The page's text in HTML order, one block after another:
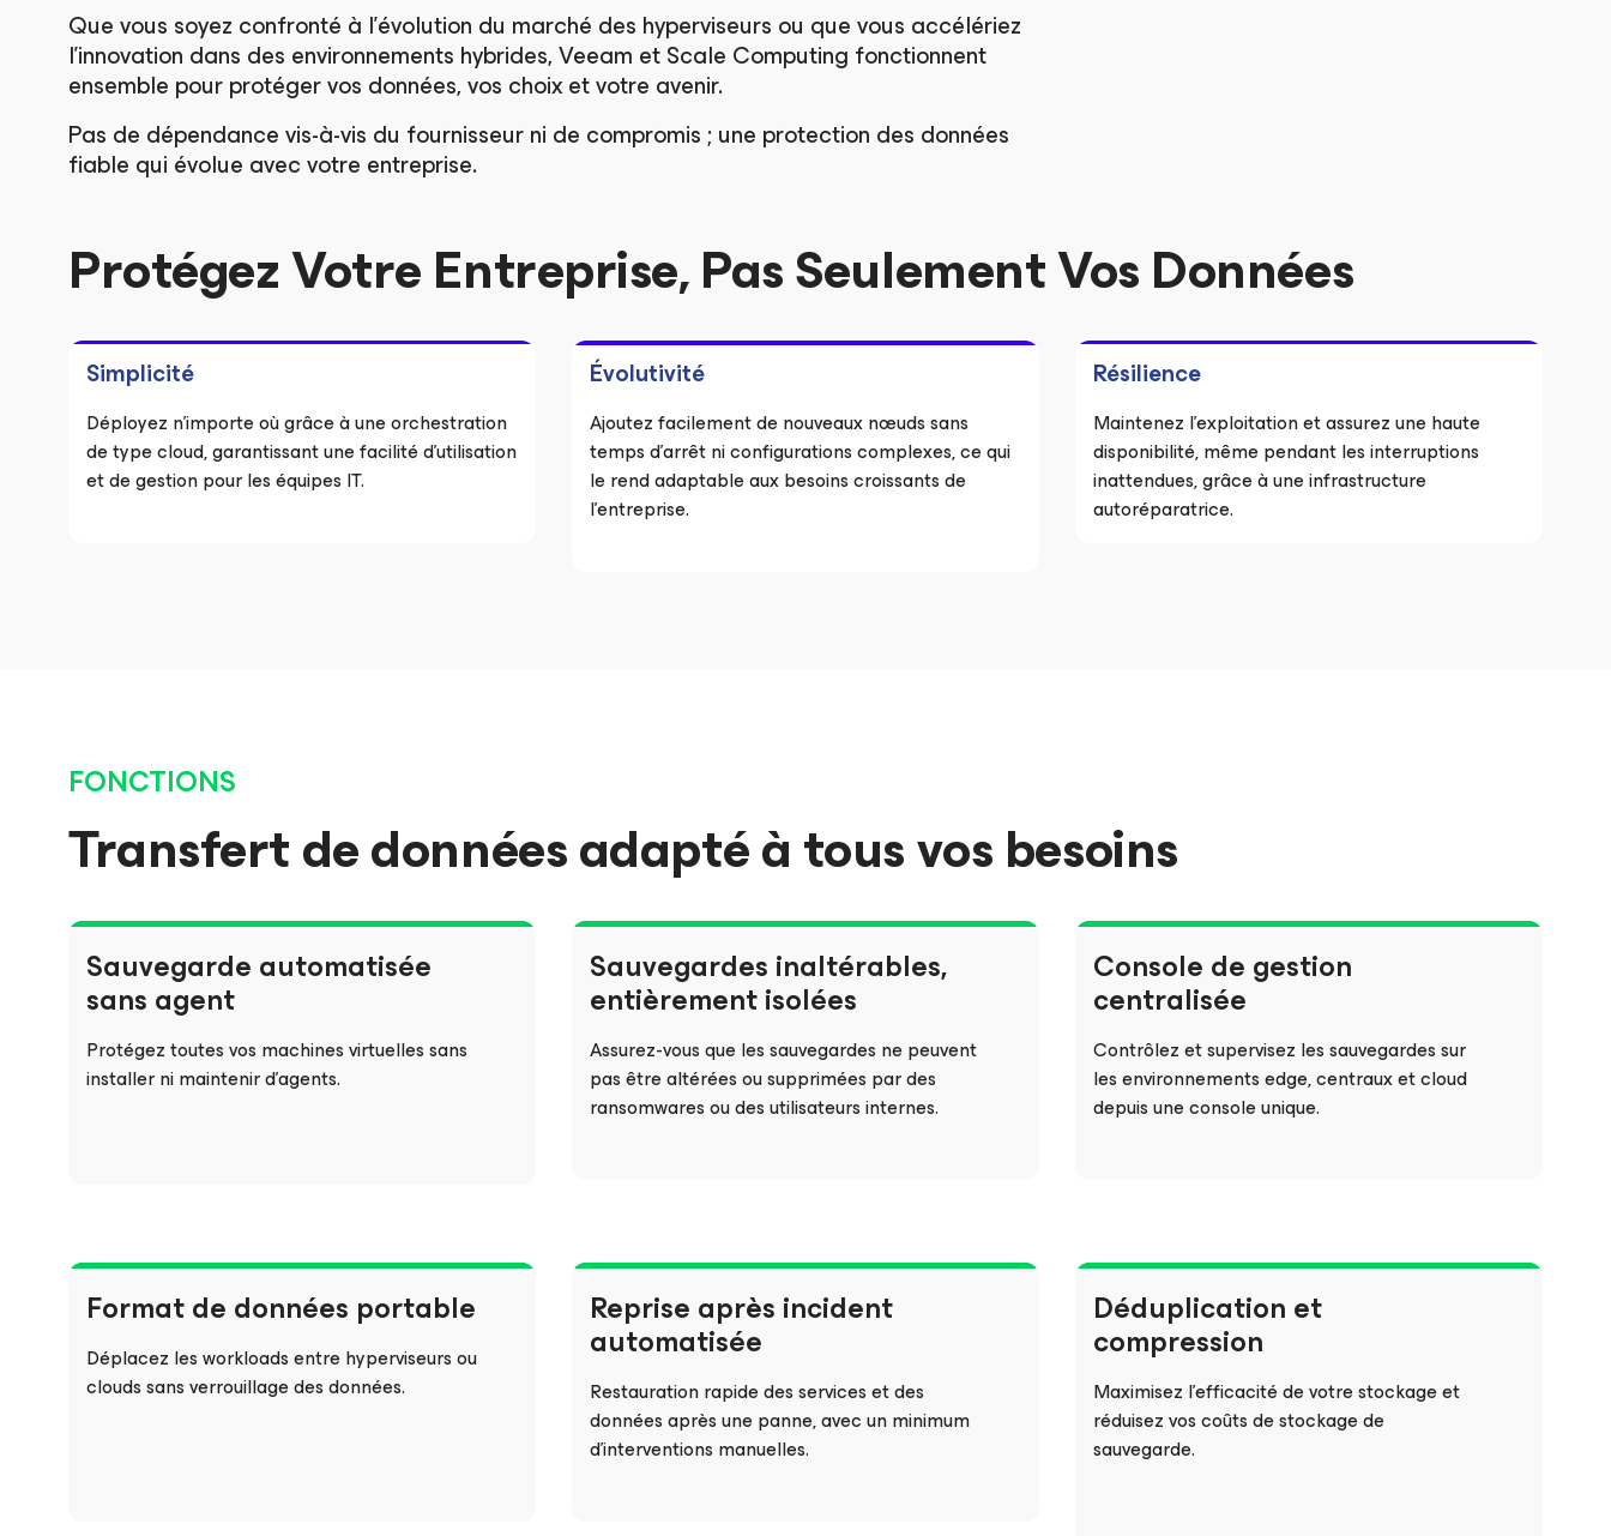
Que vous soyez confronté à l’évolution du marché des hyperviseurs ou que vous accélériez
l’innovation dans des environnements hybrides, Veeam et Scale Computing fonctionnent
ensemble pour protéger vos données, vos choix et votre avenir.
Pas de dépendance vis-à-vis du fournisseur ni de compromis ; une protection des données
fiable qui évolue avec votre entreprise.
Protégez Votre Entreprise, Pas Seulement Vos Données
Simplicité
Déployez n’importe où grâce à une orchestration
de type cloud, garantissant une facilité d’utilisation
et de gestion pour les équipes IT.
Évolutivité
Ajoutez facilement de nouveaux nœuds sans
temps d’arrêt ni configurations complexes, ce qui
le rend adaptable aux besoins croissants de
l’entreprise.
Résilience
Maintenez l’exploitation et assurez une haute
disponibilité, même pendant les interruptions
inattendues, grâce à une infrastructure
autoréparatrice.
FONCTIONS
Transfert de données adapté à tous vos besoins
Sauvegarde automatisée
sans agent
Protégez toutes vos machines virtuelles sans
installer ni maintenir d’agents.
Sauvegardes inaltérables,
entièrement isolées
Assurez-vous que les sauvegardes ne peuvent
pas être altérées ou supprimées par des
ransomwares ou des utilisateurs internes.
Console de gestion
centralisée
Contrôlez et supervisez les sauvegardes sur
les environnements edge, centraux et cloud
depuis une console unique.
Format de données portable
Déplacez les workloads entre hyperviseurs ou
clouds sans verrouillage des données.
Reprise après incident
automatisée
Restauration rapide des services et des
données après une panne, avec un minimum
d'interventions manuelles.
Déduplication et
compression
Maximisez l’efficacité de votre stockage et
réduisez vos coûts de stockage de
sauvegarde.